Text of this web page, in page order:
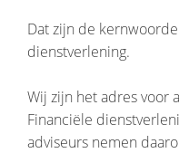
Dat zijn de
dienstverlening.
Wij zijn het adres voor
Financiële
adviseurs nemen